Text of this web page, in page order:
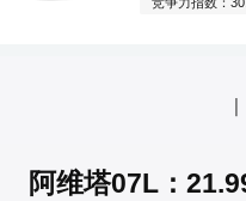
阿维塔07L：